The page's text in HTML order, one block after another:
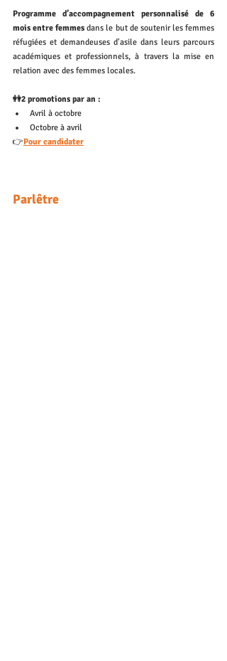
Programme d’accompagnement personnalisé de 6
mois entre femmes dans le but de soutenir les femmes
réfugiées et demandeuses d'asile dans leurs parcours
académiques et professionnels, à travers la mise en
relation avec des femmes locales.
👭2 promotions par an :
Avril à octobre
Octobre à avril
👉Pour candidater
Parlêtre